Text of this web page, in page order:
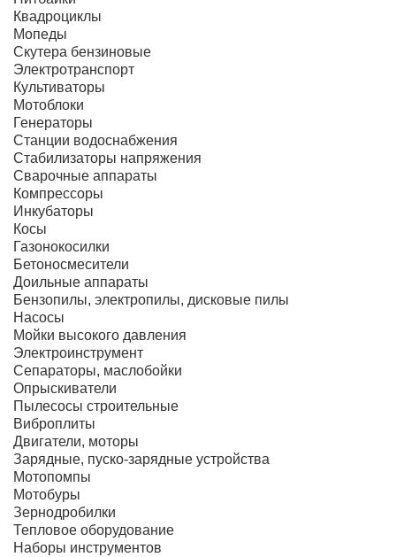
Квадроциклы
Мопеды
Скутера бензиновые
Электротранспорт
Культиваторы
Мотоблоки
Генераторы
Станции водоснабжения
Стабилизаторы напряжения
Сварочные аппараты
Компрессоры
Инкубаторы
Косы
Газонокосилки
Бетоносмесители
Доильные аппараты
Бензопилы, электропилы, дисковые пилы
Насосы
Мойки высокого давления
Электроинструмент
Сепараторы, маслобойки
Опрыскиватели
Пылесосы строительные
Виброплиты
Двигатели, моторы
Зарядные, пуско-зарядные устройства
Мотопомпы
Мотобуры
Зернодробилки
Тепловое оборудование
Наборы инструментов